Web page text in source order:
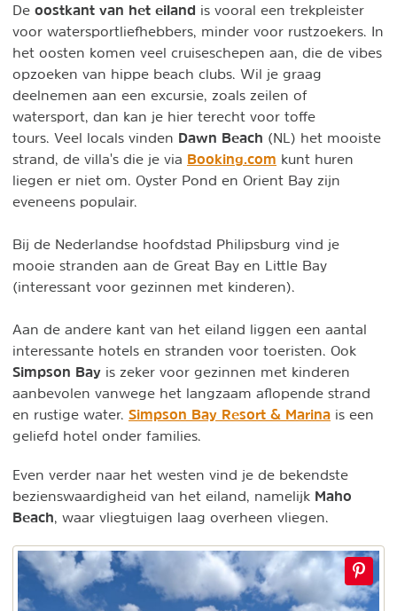
De oostkant van het eiland is vooral een trekpleister
voor watersportliefhebbers, minder voor rustzoekers. In
het oosten komen veel cruiseschepen aan, die de vibes
opzoeken van hippe beach clubs. Wil je graag
deelnemen aan een excursie, zoals zeilen of
watersport, dan kan je hier terecht voor toffe
tours. Veel locals vinden Dawn Beach (NL) het mooiste
strand, de villa's die je via Booking.com kunt huren
liegen er niet om. Oyster Pond en Orient Bay zijn
eveneens populair.
Bij de Nederlandse hoofdstad Philipsburg vind je
mooie stranden aan de Great Bay en Little Bay
(interessant voor gezinnen met kinderen).
Aan de andere kant van het eiland liggen een aantal
interessante hotels en stranden voor toeristen. Ook
Simpson Bay is zeker voor gezinnen met kinderen
aanbevolen vanwege het langzaam aflopende strand
en rustige water. Simpson Bay Resort & Marina is een
geliefd hotel onder families.
Even verder naar het westen vind je de bekendste
bezienswaardigheid van het eiland, namelijk Maho
Beach , waar vliegtuigen laag overheen vliegen.